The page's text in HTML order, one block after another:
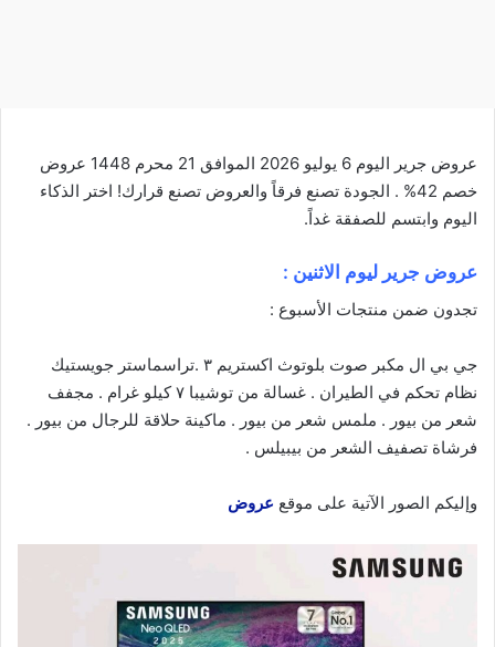
عروض جرير اليوم 6 يوليو 2026 الموافق 21 محرم 1448 عروض
خصم 42% . الجودة تصنع فرقاً والعروض تصنع قرارك! اختر الذكاء
اليوم وابتسم للصفقة غداً.
عروض جرير ليوم الاثنين :
تجدون ضمن منتجات الأسبوع :
جي بي ال مكبر صوت بلوتوث اكستريم ٣ .تراسماستر جويستيك
نظام تحكم في الطيران . غسالة من توشيبا ٧ كيلو غرام . مجفف
شعر من بيور . ملمس شعر من بيور . ماكينة حلاقة للرجال من بيور .
فرشاة تصفيف الشعر من بيبيلس .
وإليكم الصور الآتية على موقع عروض